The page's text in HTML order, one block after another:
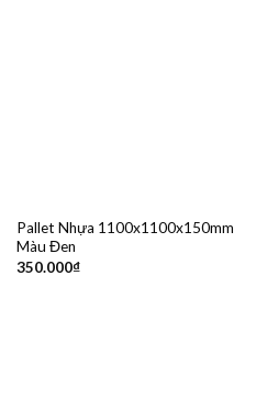
Pallet Nhựa 1100x1100x150mm
Màu Đen
350.000₫